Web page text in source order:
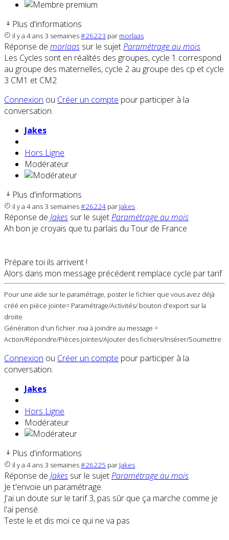
Plus d'informations
il y a 4 ans 3 semaines#26223 par morlaas
Réponse de morlaas sur le sujetParamétrage au mois
Les Cycles sont en réalités des groupes, cycle 1 correspond
au groupe des maternelles, cycle 2 au groupe des cp et cycle
3 CM1 et CM2
Connexion ou Créer un compte pour participer à la
conversation.
Jakes
Hors Ligne
Modérateur
Plus d'informations
il y a 4 ans 3 semaines#26224 par Jakes
Réponse de Jakes sur le sujetParamétrage au mois
Ah bon je croyais que tu parlais du Tour de France
Prépare toi ils arrivent !
Alors dans mon message précédent remplace cycle par tarif
Pour une aide sur le paramétrage, poster le fichier que vous avez déjà
créé en pièce jointe= Paramétrage/Activités/ bouton d'export sur la
droite
Génération d'un fichier .nxa à joindre au message =
Connexionou Créer un compte pour participer à la
Jakes
Hors Ligne
Modérateur
Plus d'informations
il y a 4 ans 3 semaines#26225parJakes
Réponse deJakessur le sujet Paramétrage au mois
Je t'envoie un paramétrage.
J'ai un doute sur le tarif 3, pas sûr que ça marche comme je
l'ai pensé.
Teste le et dis moi ce qui ne va pas